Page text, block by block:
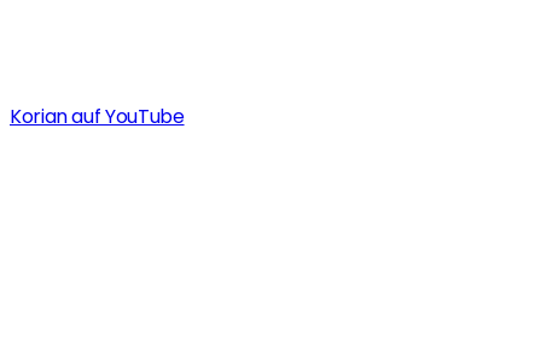
Korian auf YouTube